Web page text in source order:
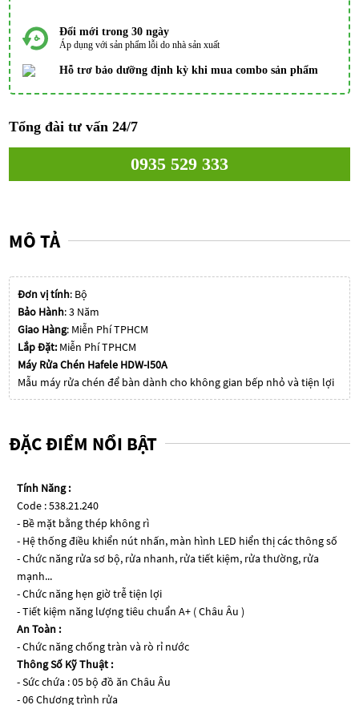
Đổi mới trong 30 ngày
Áp dụng với sản phẩm lỗi do nhà sản xuất
Hỗ trơ bảo dưỡng định kỳ khi mua combo sản phẩm
Tổng đài tư vấn 24/7
0935 529 333
MÔ TẢ
Đơn vị tính: Bộ
Bảo Hành: 3 Năm
Giao Hàng: Miễn Phí TPHCM
Lắp Đặt: Miễn Phí TPHCM
Máy Rửa Chén Hafele HDW-I50A
Mẫu máy rửa chén để bàn dành cho không gian bếp nhỏ và tiện lợi
ĐẶC ĐIỂM NỔI BẬT
Tính Năng :
Code : 538.21.240
- Bề mặt bằng thép không rì
- Hệ thống điều khiển nút nhấn, màn hình LED hiển thị các thông số
- Chức năng rửa sơ bộ, rửa nhanh, rửa tiết kiệm, rửa thường, rửa
mạnh...
- Chức năng hẹn giờ trễ tiện lợi
- Tiết kiệm năng lượng tiêu chuẩn A+ ( Châu Âu )
An Toàn :
- Chức năng chống tràn và rò rỉ nước
Thông Số Kỹ Thuật :
- Sức chứa : 05 bộ đồ ăn Châu Âu
- 06 Chương trình rửa